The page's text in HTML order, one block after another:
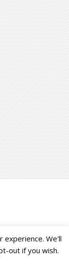
Back to Top ↑
experience. We'll
out if you wish.